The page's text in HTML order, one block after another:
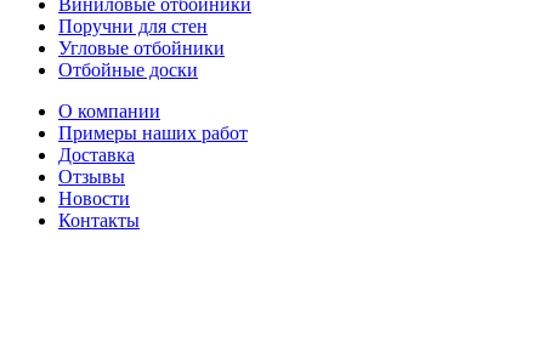
Виниловые отбойники
Поручни для стен
Угловые отбойники
Отбойные доски
О компании
Примеры наших работ
Доставка
Отзывы
Новости
Контакты